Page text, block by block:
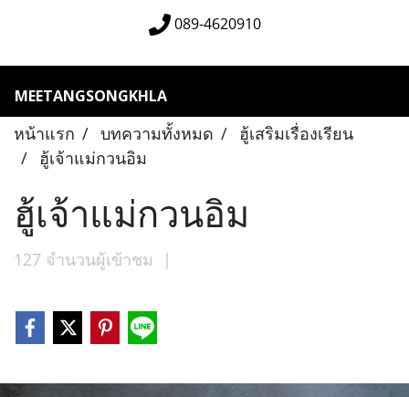
089-4620910
MEETANGSONGKHLA
หน้าแรก บทความทั้งหมด
ฮู้เสริมเรื่องเรียน
ฮู้เจ้าแม่กวนอิม
ฮู้เจ้าแม่กวนอิม
127 จำนวนผู้เข้าชม |